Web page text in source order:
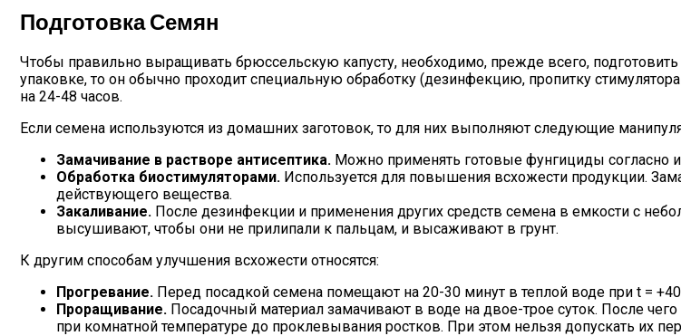
Подготовка Семян
Чтобы правильно выращивать брюссельскую капусту, необходимо, прежде всего,
упаковке, то он обычно проходит специальную обработку (дезинфекцию, пропитку
на 24-48 часов.
Если семена используются из домашних заготовок, то для них выполняют следующие
Замачивание в растворе антисептика. Можно применять готовые фунгициды согласно
Обработка биостимуляторами. Используется для повышения всхожести продукции.
действующего вещества.
Закаливание. После дезинфекции и применения других средств семена в емкости с
высушивают, чтобы они не прилипали к пальцам, и высаживают в грунт.
К другим способам улучшения всхожести относятся:
Прогревание. Перед посадкой семена помещают на 20-30 минут в теплой воде при t =
Проращивание. Посадочный материал замачивают в воде на двое-трое суток. После
при комнатной температуре до проклевывания ростков. При этом нельзя допускать их